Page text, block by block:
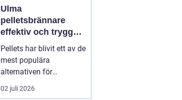
Ulma
pelletsbrännare
effektiv och trygg
värme med pellets
Pellets har blivit ett av de
mest populära
alternativen för
husägare som vill
kombinera låga
02 juli 2026